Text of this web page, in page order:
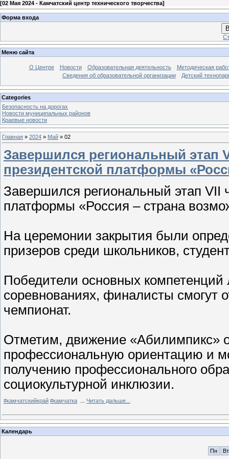
[02 Мая 2024 - Камчатский центр технического творчества]
Форма входа
Меню сайта
О Центре Новости Образовательная деятельность
Методическая
Сведения об образовательной организации
Детский
Categories
Безопасность на дорогах
Новости муниципальных районов
Краевые новости
Главная » 2024 » Май » 02
Завершился региональный этап
президентской платформы
Завершился региональный этап VII
платформы «Россия – страна
На церемонии закрытия были
призеров среди школьников,
Победители основных
соревнованиях, финалисты смогут
чемпионат.
Отметим, движение «Абилимпикс»
профессиональную ориентацию и
получению профессионального
социокультурной инклюзии.
#камчатскийкрай #камчатка Читать дальше...
Календарь
Пн Вт